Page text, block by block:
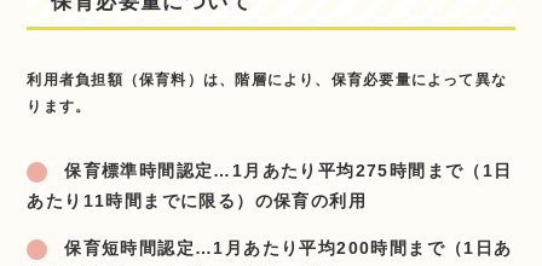
利用者負担額（保育料）は、階層により、保育必要量によって異な
ります。
保育標準時間認定…1月あたり平均275時間まで（1日
あたり11時間までに限る）の保育の利用
保育短時間認定…1月あたり平均200時間まで（1日あ